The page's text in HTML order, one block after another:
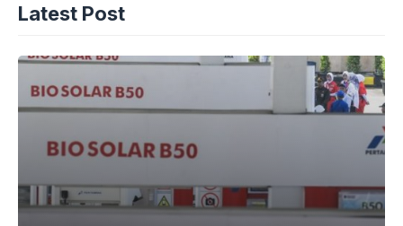
Latest Post